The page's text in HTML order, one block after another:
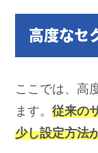
高度なセ
ここでは、高
ます。従来の
少し設定方法